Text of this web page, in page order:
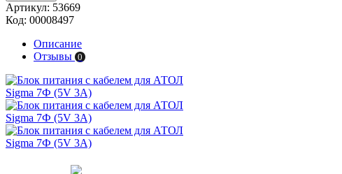
Артикул: 53669
Код: 00008497
Описание
Отзывы 0